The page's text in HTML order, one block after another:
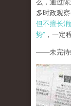
么，通过
多时政观
但不擅长
势” ，一定
——未完